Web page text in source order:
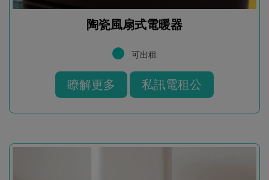
陶瓷風扇式電暖器
可出租
瞭解更多 私訊電租公